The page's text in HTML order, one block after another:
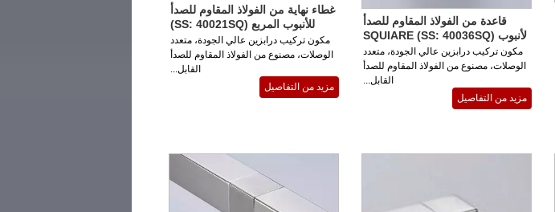
غطاء نهاية من الفولاذ المقاوم للصدأ
للأنبوب المربع (SS: 40021SQ)
مكون تركيب درابزين عالي الجودة، متعدد
الوصلات، مصنوع من الفولاذ المقاوم للصدأ
القابل...
مزيد من التفاصيل
قاعدة من الفولاذ المقاوم للصدأ
لأنبوب SQUIARE (SS: 40036SQ)
مكون تركيب درابزين عالي الجودة، متعدد
الوصلات، مصنوع من الفولاذ المقاوم للصدأ
القابل...
مزيد من التفاصيل